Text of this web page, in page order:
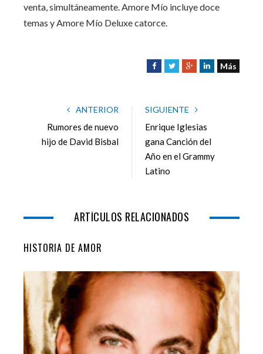
venta, simultáneamente. Amore Mío incluye doce
temas y Amore Mío Deluxe catorce.
F
e
o
o
k
T
t
e
r
G
g
e
+
L
I
n
Más
ANTERIOR
Rumores de nuevo
hijo de David Bisbal
SIGUIENTE
Enrique Iglesias
gana Canción del
Año en el Grammy
Latino
ARTÍCULOS RELACIONADOS
HISTORIA DE AMOR